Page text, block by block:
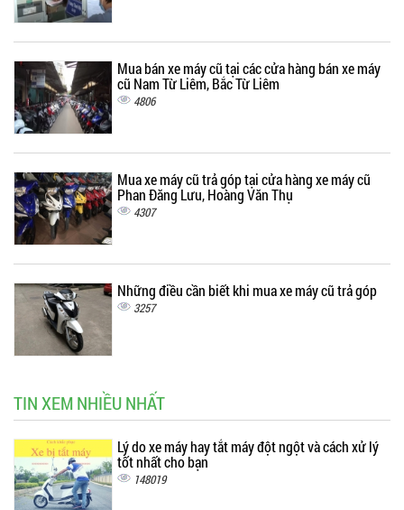
Mua bán xe máy cũ tại các cửa hàng bán xe máy
cũ Nam Từ Liêm, Bắc Từ Liêm
4806
Mua xe máy cũ trả góp tại cửa hàng xe máy cũ
Phan Đăng Lưu, Hoàng Văn Thụ
4307
Những điều cần biết khi mua xe máy cũ trả góp
3257
TIN XEM NHIỀU NHẤT
Lý do xe máy hay tắt máy đột ngột và cách xử lý
tốt nhất cho bạn
148019